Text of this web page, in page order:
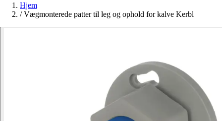
Hjem
/ Vægmonterede patter til leg og ophold for kalve Kerbl